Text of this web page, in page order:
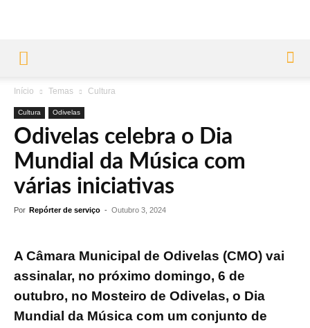
Início Temas Cultura
Cultura Odivelas
Odivelas celebra o Dia
Mundial da Música com
várias iniciativas
Por Repórter de serviço - Outubro 3, 2024
A Câmara Municipal de Odivelas (CMO) vai
assinalar, no próximo domingo, 6 de
outubro, no Mosteiro de Odivelas, o Dia
Mundial da Música com um conjunto de